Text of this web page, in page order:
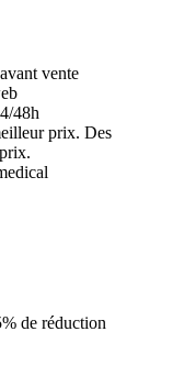
vente
48h
Des
de réduction